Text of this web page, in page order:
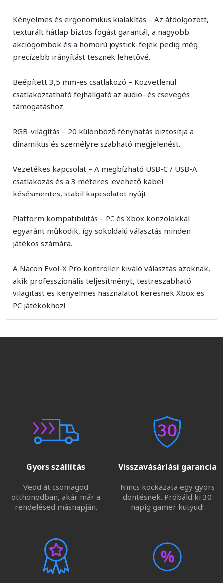
Kényelmes és ergonomikus kialakítás – Az átdolgozott,
texturált hátlap biztos fogást garantál, a nagyobb
akciógombok és a homorú joystick-fejek pedig még
precízebb irányítást tesznek lehetővé.
Beépített 3,5 mm-es csatlakozó – Közvetlenül
csatlakoztatható fejhallgató az audio- és csevegés
támogatáshoz.
RGB-világítás – 20 különböző fényhatás biztosítja a
dinamikus és személyre szabható megjelenést.
Vezetékes kapcsolat – A megbízható USB-C / USB-A
csatlakozás és a 3 méteres levehető kábel
késésmentes, stabil kapcsolatot nyújt.
Platform kompatibilitás – PC és Xbox konzolokkal
egyaránt működik, így sokoldalú választás minden
játékos számára.
A Nacon Evol-X Pro kontroller kiváló választás azoknak,
akik professzionális teljesítményt, testreszabható
világítást és kényelmes használatot keresnek Xbox és
PC játékokhoz!
Gyors szállítás
Vedd át csomagod
otthonodban, akár már a
rendelésed másnapján.
Visszavásárlási garancia
Nincs kockázata egy gyors
döntésnek. Próbáld ki 30
napig gamer kütyüd!